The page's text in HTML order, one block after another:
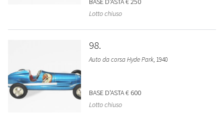
Lotto chiuso
98
Auto da corsa Hyde Park, 1940
BASE D'ASTA€ 600
Lotto chiuso